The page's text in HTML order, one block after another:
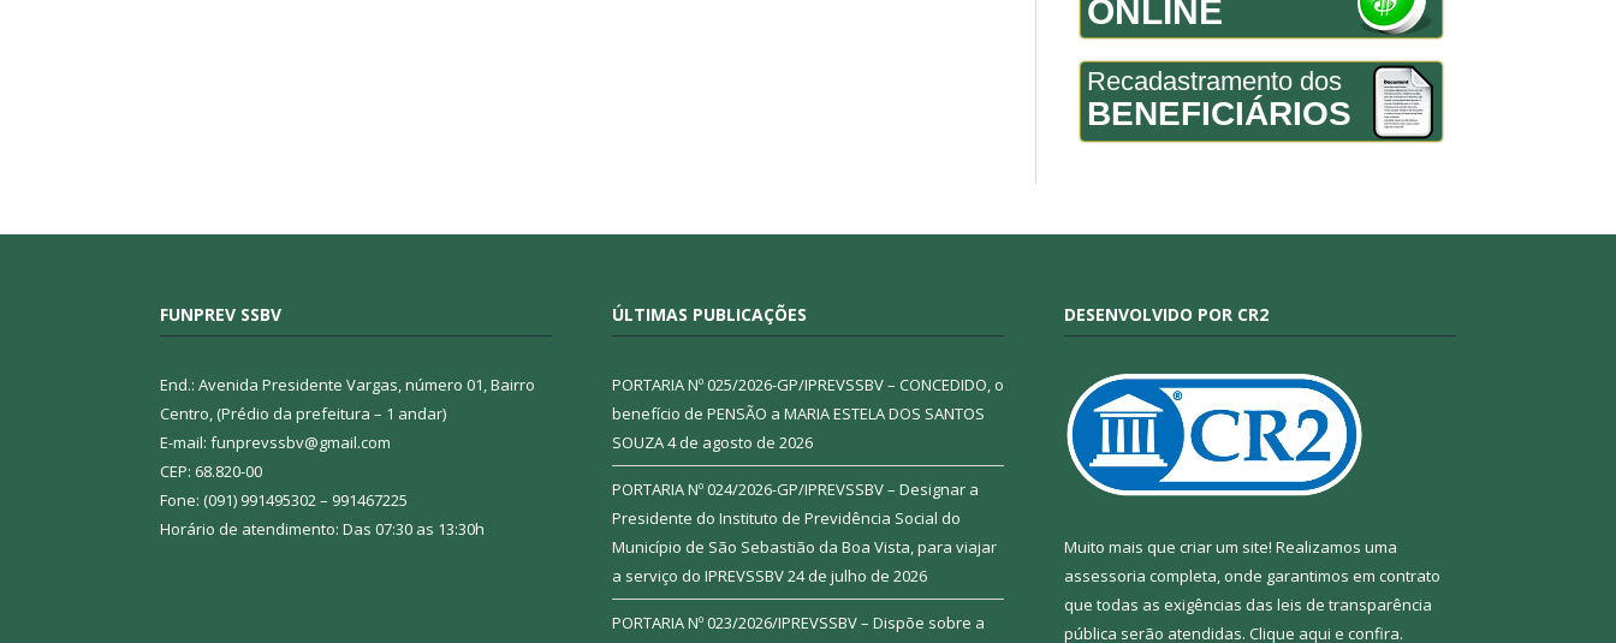
ONLINE
Recadastramento dos
BENEFICIÁRIOS
FUNPREV SSBV
End.: Avenida Presidente Vargas, número 01, Bairro
Centro, (Prédio da prefeitura – 1 andar)
E-mail: funprevssbv@gmail.com
CEP: 68.820-00
Fone: (091) 991495302 – 991467225
Horário de atendimento: Das 07:30 as 13:30h
ÚLTIMAS PUBLICAÇÕES
PORTARIA Nº 025/2026-GP/IPREVSSBV – CONCEDIDO, o
benefício de PENSÃO a MARIA ESTELA DOS SANTOS
SOUZA4 de agosto de 2026
PORTARIA Nº 024/2026-GP/IPREVSSBV – Designar a
Presidente do Instituto de Previdência Social do
Município de São Sebastião da Boa Vista, para viajar
a serviço do IPREVSSBV24 de julho de 2026
PORTARIA Nº 023/2026/IPREVSSBV – Dispõe sobre a
DESENVOLVIDO POR CR2
Muito mais que criar um site! Realizamos uma
assessoria completa, onde garantimos em contrato
que todas as exigências das leis de transparência
pública serão atendidas. Clique aqui e confira.